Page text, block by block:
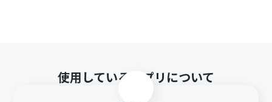
使用しているアプリについて